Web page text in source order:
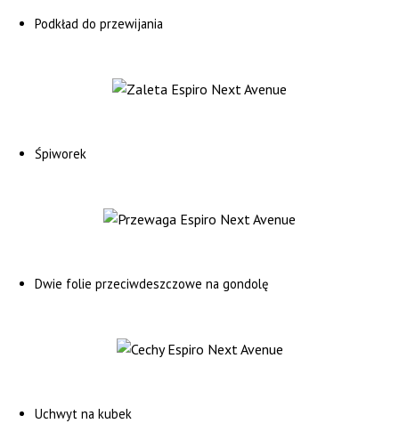
Podkład do przewijania
Śpiworek
Dwie folie przeciwdeszczowe na gondolę
Uchwyt na kubek